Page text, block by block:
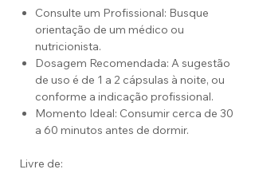
Consulte um Profissional: Busque
orientação de um médico ou
nutricionista.
Dosagem Recomendada: A sugestão
de uso é de 1 a 2 cápsulas à noite, ou
conforme a indicação profissional.
Momento Ideal: Consumir cerca de 30
a 60 minutos antes de dormir.
Livre de: